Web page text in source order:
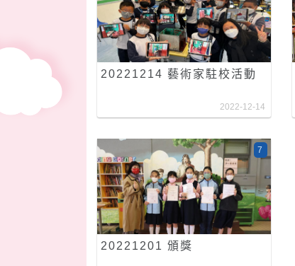
20221214 藝術家駐校活動
2022-12-14
20221201 頒獎
7